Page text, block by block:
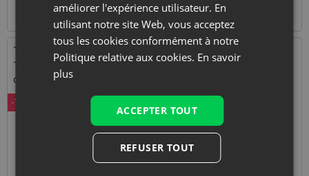
lot + – lot
Taille: 16x37 cm
Tissu: Organza
Couleur:
-19%
améliorer l'expérience utilisateur. En
utilisant notre site Web, vous acceptez
tous les cookies conformément à notre
Politique relative aux cookies. En savoir
plus
ACCEPTER TOUT
REFUSER TOUT